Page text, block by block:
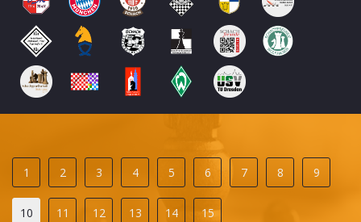
1 2 3 4 5 6 7 8 9
10 11 12 13 14 15